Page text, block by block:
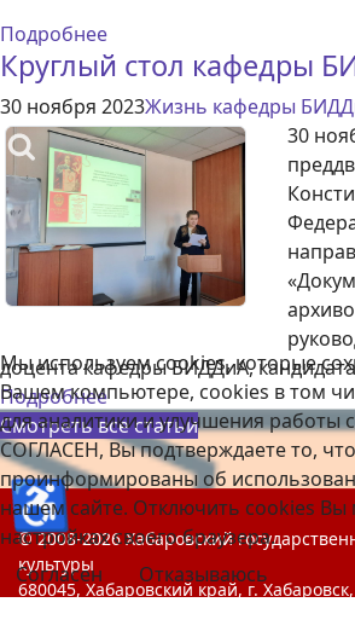
Подробнее
Круглый стол кафедры
30 ноября 2023Жизнь кафедры
30
доцента кафедры БИДДиА,
Подробнее
Смотреть все статьи
© 2008-2026 Хабаровский
культуры
680045, Хабаровский край, г.
Мы используем cookies, которые
Вашем компьютере, cookies в том
для аналитики и улучшения работы
СОГЛАСЕН, Вы подтверждаете то,
проинформированы об
нашем сайте. Отключить cookies Вы
настройках своего браузера.
Согласен
Отказываюсь